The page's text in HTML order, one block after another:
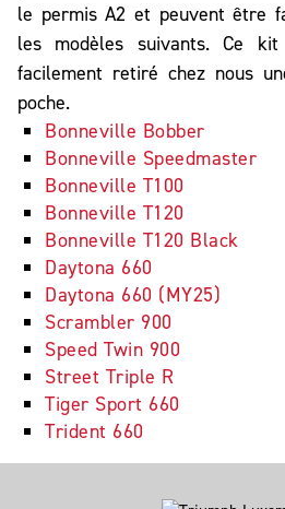
le permis A2 et peuvent être
les modèles suivants. Ce
facilement retiré chez nous
poche.
Bonneville Bobber
Bonneville Speedmaster
Bonneville T100
Bonneville T120
Bonneville T120 Black
Daytona 660
Daytona 660 (MY25)
Scrambler 900
Speed Twin 900
Street Triple R
Tiger Sport 660
Trident 660